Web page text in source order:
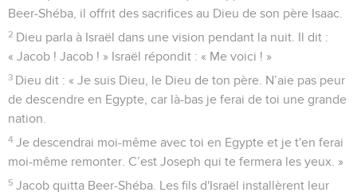
Beer-Shéba, il offrit des sacrifices au Dieu de son père Isaac.
2 Dieu parla à Israël dans une vision pendant la nuit. Il dit :
« Jacob ! Jacob ! » Israël répondit : « Me voici ! »
3 Dieu dit : « Je suis Dieu, le Dieu de ton père. N’aie pas peur
de descendre en Egypte, car là-bas je ferai de toi une grande
nation.
4 Je descendrai moi-même avec toi en Egypte et je t'en ferai
moi-même remonter. C’est Joseph qui te fermera les yeux. »
5 Jacob quitta Beer-Shéba. Les fils d'Israël installèrent leur